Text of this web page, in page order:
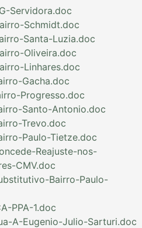
Servidora.doc
Schmidt.doc
Santa-Luzia.doc
Oliveira.doc
Linhares.doc
Gacha.doc
Progresso.doc
Santo-Antonio.doc
Trevo.doc
Paulo-Tietze.doc
Reajuste-nos-
CMV.doc
Bairro-Paulo-
PPA-1.doc
A-Eugenio-Julio-Sarturi.doc